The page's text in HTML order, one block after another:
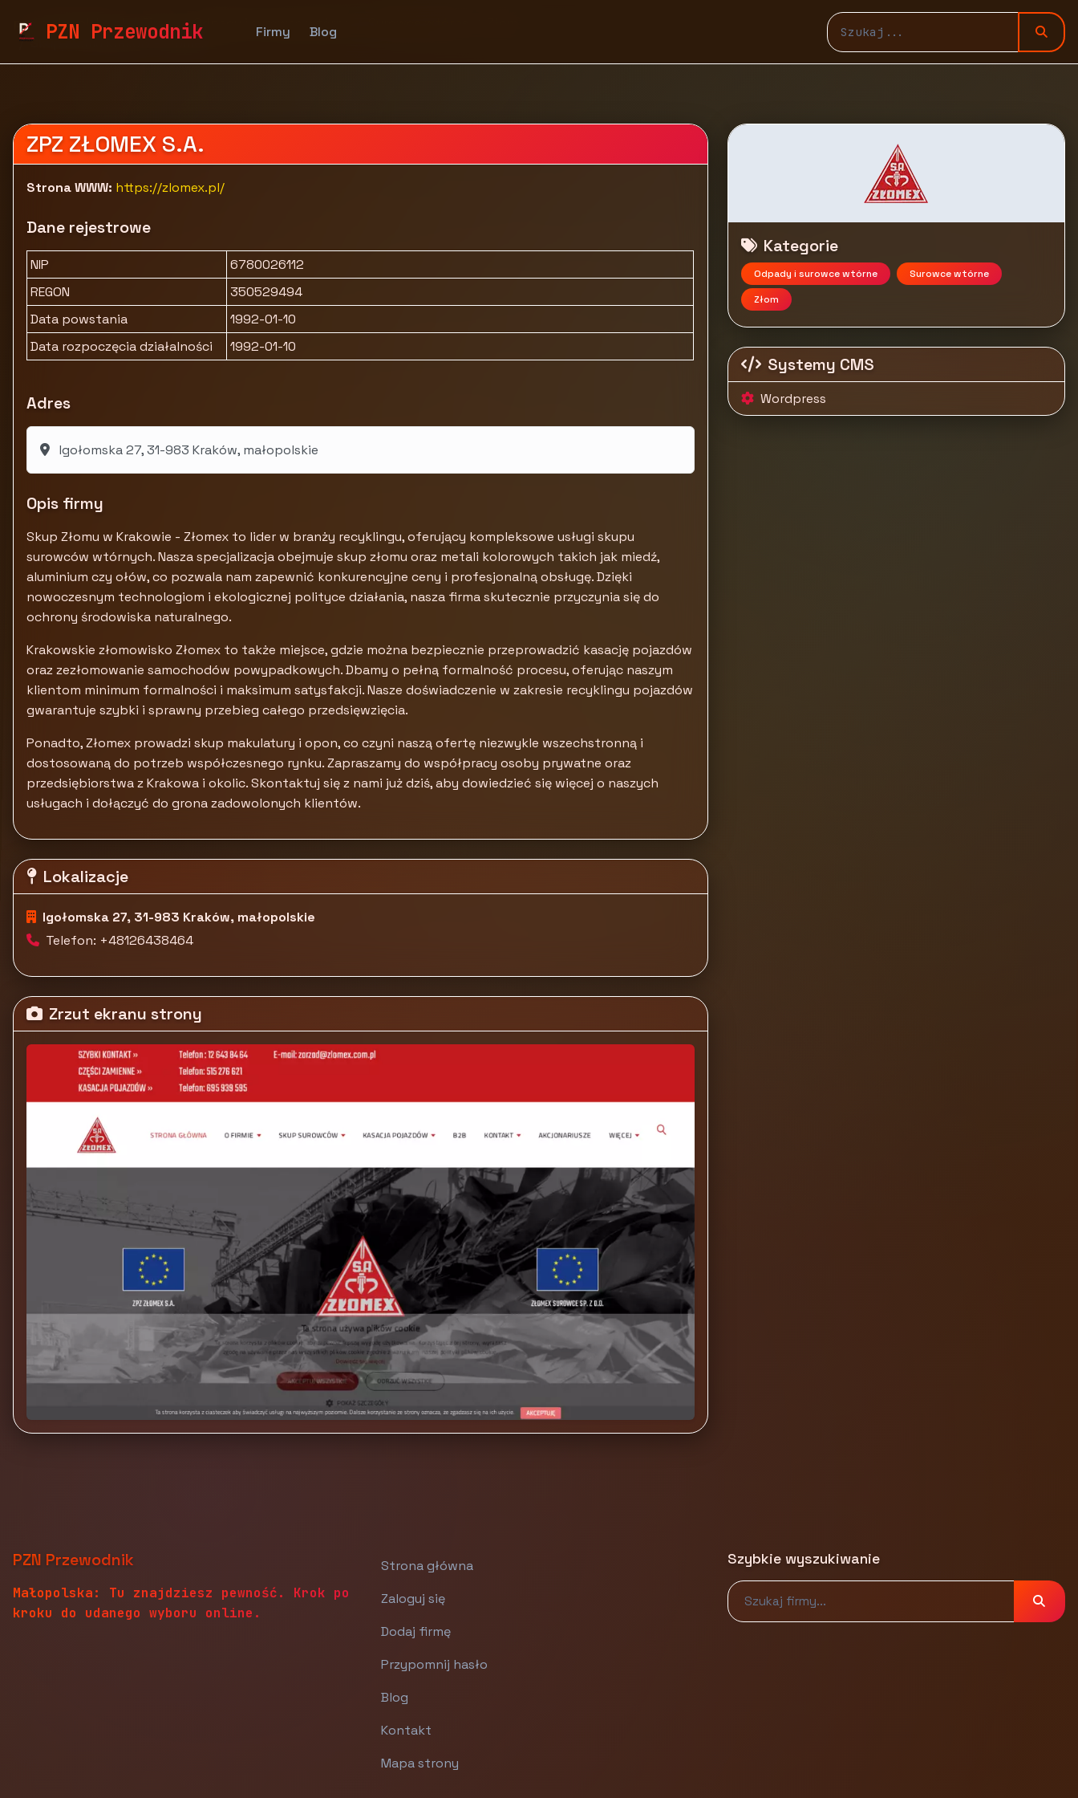
PZN Przewodnik Firmy Blog
pzn.malopolska.pl Firmy Odpady i surowce wtórne
Skup złomu Kraków - Złomex
ZPZ ZŁOMEX S.A.
Strona WWW: https://zlomex.pl/
Dane rejestrowe
NIP
6780026112
REGON
350529494
Data powstania
1992-01-10
Data rozpoczęcia działalności
1992-01-10
Adres
Igołomska 27, 31-983 Kraków, małopolskie
Opis firmy
Skup Złomu w Krakowie - Złomex to lider w branży recyklingu, oferujący kompleksowe usługi skupu
surowców wtórnych. Nasza specjalizacja obejmuje skup złomu oraz metali kolorowych takich jak miedź,
aluminium czy ołów, co pozwala nam zapewnić konkurencyjne ceny i profesjonalną obsługę. Dzięki
nowoczesnym technologiom i ekologicznej polityce działania, nasza firma skutecznie przyczynia się do
ochrony środowiska naturalnego.
Krakowskie złomowisko Złomex to także miejsce, gdzie można bezpiecznie przeprowadzić kasację pojazdów
oraz zezłomowanie samochodów powypadkowych. Dbamy o pełną formalność procesu, oferując naszym
klientom minimum formalności i maksimum satysfakcji. Nasze doświadczenie w zakresie recyklingu pojazdów
gwarantuje szybki i sprawny przebieg całego przedsięwzięcia.
Ponadto, Złomex prowadzi skup makulatury i opon, co czyni naszą ofertę niezwykle wszechstronną i
dostosowaną do potrzeb współczesnego rynku. Zapraszamy do współpracy osoby prywatne oraz
przedsiębiorstwa z Krakowa i okolic. Skontaktuj się z nami już dziś, aby dowiedzieć się więcej o naszych
usługach i dołączyć do grona zadowolonych klientów.
Lokalizacje
Igołomska 27, 31-983 Kraków, małopolskie
Telefon: +48126438464
Zrzut ekranu strony
Kategorie
Odpady i surowce wtórne
Surowce wtórne
Złom
Systemy CMS
Wordpress
PZN Przewodnik
Małopolska: Tu znajdziesz pewność. Krok po
kroku do udanego wyboru online.
Strona główna
Zaloguj się
Dodaj firmę
Przypomnij hasło
Blog
Kontakt
Mapa strony
Szybkie wyszukiwanie